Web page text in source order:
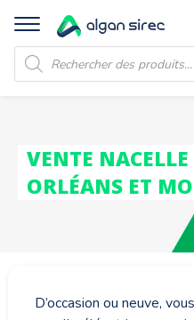
Recherche
de
produits
VENTE
ORLÉANS ET
D’occasion ou neuve,